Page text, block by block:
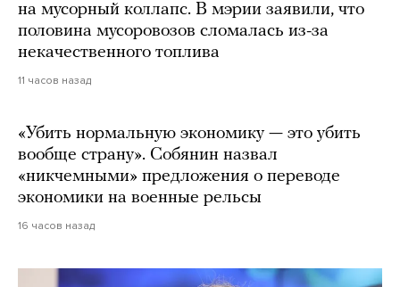
на мусорный коллапс. В мэрии заявили, что
половина мусоровозов сломалась из-за
некачественного топлива
11 часов назад
«Убить нормальную экономику — это убить
вообще страну». Собянин назвал
«никчемными» предложения о переводе
экономики на военные рельсы
16 часов назад